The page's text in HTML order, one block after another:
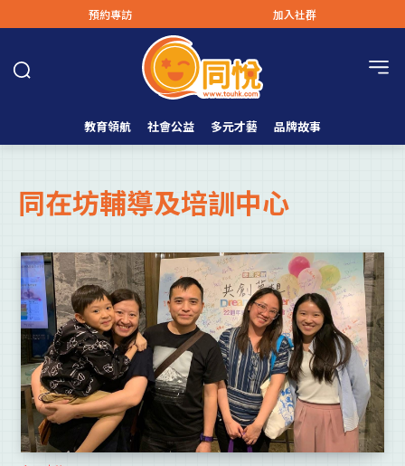
預約專訪 加入社群
教育領航 社會公益 多元才藝 品牌故事
同在坊輔導及培訓中心